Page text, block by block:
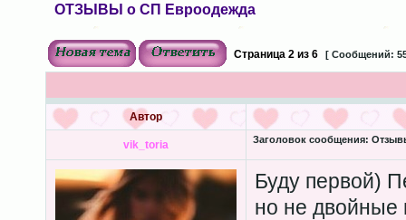
ОТЗЫВЫ о СП Евроодежда
Страница 2из 6 [ Сообщений:
Автор
vik_toria Заголовок сообщения:
Буду первой)
но не двойные